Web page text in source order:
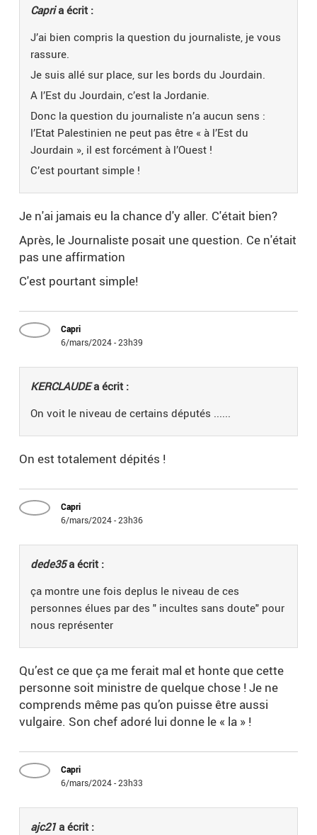
Capria écrit :
J’ai bien compris la question du journaliste, je vous
rassure.
Je suis allé sur place, sur les bords du Jourdain.
A l’Est du Jourdain, c’est la Jordanie.
Donc la question du journaliste n’a aucun sens :
l’Etat Palestinien ne peut pas être « à l’Est du
Jourdain », il est forcément à l’Ouest !
C’est pourtant simple !
Je n'ai jamais eu la chance d'y aller. C'était bien?
Après, le Journaliste posait une question. Ce n'était
pas une affirmation
C'est pourtant simple!
Capri
6/mars/2024 - 23h39
KERCLAUDEa écrit :
On voit le niveau de certains députés ......
On est totalement dépités !
Capri
6/mars/2024 - 23h36
dede35a écrit :
ça montre une fois deplus le niveau de ces
personnes élues par des " incultes sans doute" pour
nous représenter
Qu’est ce que ça me ferait mal et honte que cette
personne soit ministre de quelque chose ! Je ne
comprends même pas qu’on puisse être aussi
vulgaire. Son chef adoré lui donne le « la » !
Capri
6/mars/2024 - 23h33
ajc21a écrit :